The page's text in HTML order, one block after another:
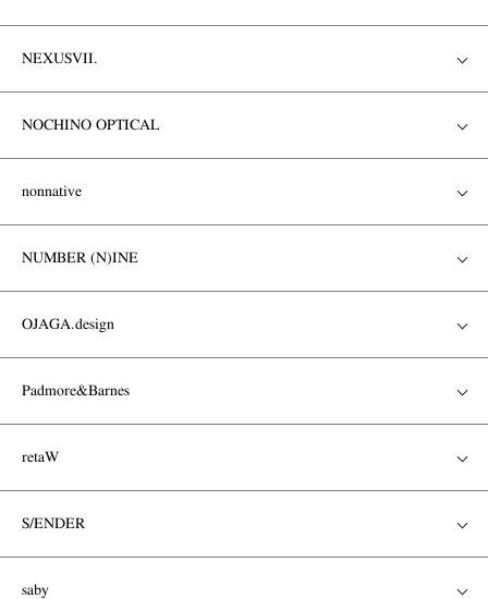
NEXUSVII.
NOCHINO OPTICAL
nonnative
NUMBER (N)INE
OJAGA.design
Padmore&Barnes
retaW
S/ENDER
saby